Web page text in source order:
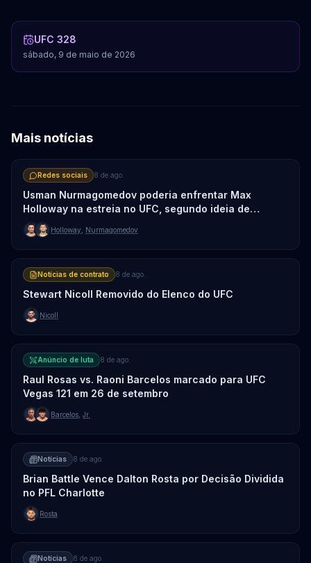
UFC 328
sábado, 9 de maio de 2026
Mais notícias
Redes sociais 8 de ago.
Usman Nurmagomedov poderia enfrentar Max
Holloway na estreia no UFC, segundo ideia de
matchmaking
Holloway Nurmagomedov
Notícias de contrato 8 de ago.
Stewart Nicoll Removido do Elenco do UFC
Nicoll
Anúncio de luta 8 de ago.
Raul Rosas vs. Raoni Barcelos marcado para UFC
Vegas 121 em 26 de setembro
Barcelos Jr.
Notícias 8 de ago.
Brian Battle Vence Dalton Rosta por Decisão Dividida
no PFL Charlotte
Rosta
Notícias 8 de ago.